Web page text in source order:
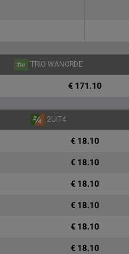
TRIO WANORDE
€ 171.10
2UIT4
€ 18.10
€ 18.10
€ 18.10
€ 18.10
€ 18.10
€ 18.10